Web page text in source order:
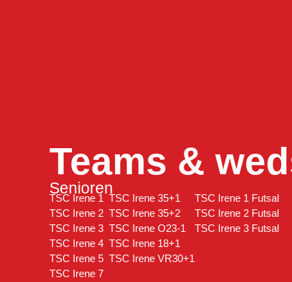
Teams &
Senioren
TSC Irene 1
TSC Irene 2
TSC Irene 3
TSC Irene 4
TSC Irene 5
TSC Irene 7
TSC Irene 35+1
TSC Irene 35+2
TSC Irene O23-1
TSC Irene 18+1
TSC Irene VR30+1
TSC Irene 1 Futsal
TSC Irene 2 Futsal
TSC Irene 3 Futsal